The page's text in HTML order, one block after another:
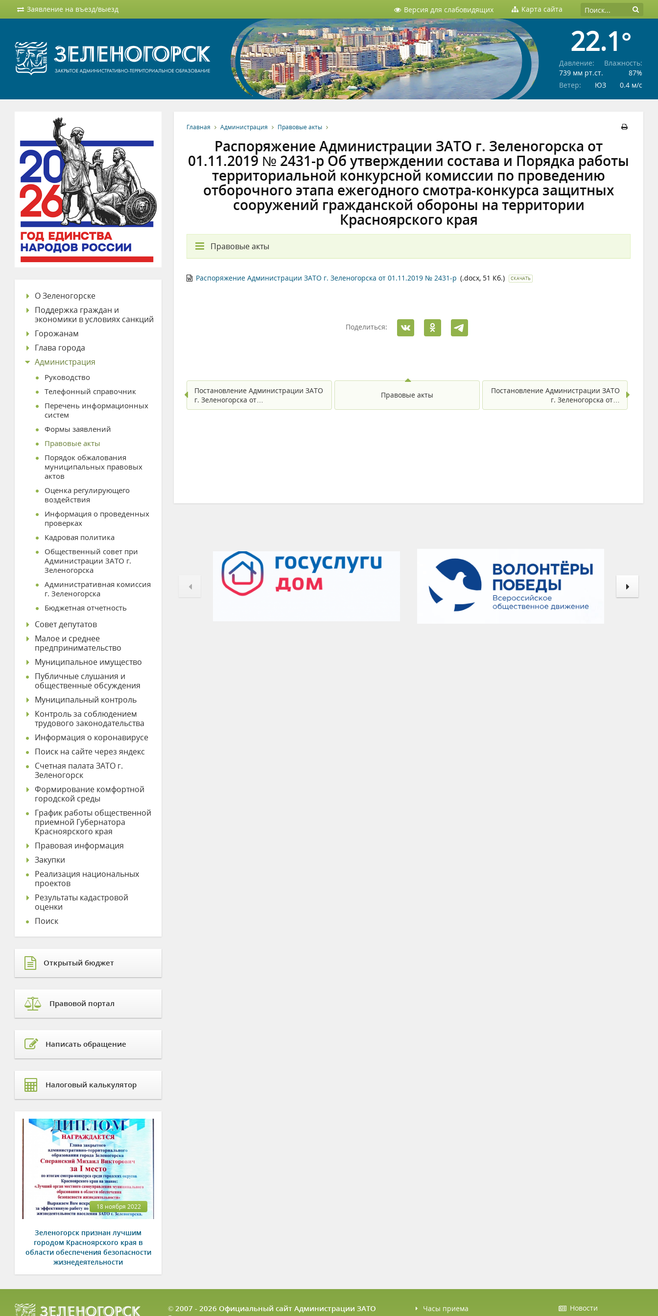
Заявление на въезд/выезд Версия для слабовидящих Карта сайта
22.1°
Давление:
739 мм рт.ст.
Влажность:
87%
Ветер:
ЮЗ 0.4 м/c
Главная Администрация Правовые акты
Распоряжение Администрации ЗАТО г. Зеленогорска от
01.11.2019 № 2431-р Об утверждении состава и Порядка работы
территориальной конкурсной комиссии по проведению
отборочного этапа ежегодного смотра-конкурса защитных
сооружений гражданской обороны на территории
Красноярского края
Правовые акты
Распоряжение Администрации ЗАТО г. Зеленогорска от 01.11.2019 № 2431-р (.docx, 51 Кб.) СКАЧАТЬ
Поделиться:
Постановление Администрации ЗАТО
г. Зеленогорска от…
Правовые акты
Постановление Администрации ЗАТО
г. Зеленогорска от…
О Зеленогорске
Поддержка граждан и
экономики в условиях санкций
Горожанам
Глава города
Администрация
Руководство
Телефонный справочник
Перечень информационных
систем
Формы заявлений
Правовые акты
Порядок обжалования
муниципальных правовых
актов
Оценка регулирующего
воздействия
Информация о проведенных
проверках
Кадровая политика
Общественный совет при
Администрации ЗАТО г.
Зеленогорска
Административная комиссия
г. Зеленогорска
Бюджетная отчетность
Совет депутатов
Малое и среднее
предпринимательство
Муниципальное имущество
Публичные слушания и
общественные обсуждения
Муниципальный контроль
Контроль за соблюдением
трудового законодательства
Информация о коронавирусе
Поиск на сайте через яндекс
Счетная палата ЗАТО г.
Зеленогорск
Формирование комфортной
городской среды
График работы общественной
приемной Губернатора
Красноярского края
Правовая информация
Закупки
Реализация национальных
проектов
Результаты кадастровой
оценки
Поиск
Открытый бюджет
Правовой портал
Написать обращение
Налоговый калькулятор
18 ноября 2022
Зеленогорск признан лучшим
городом Красноярского края в
области обеспечения безопасности
жизнедеятельности
© 2007 - 2026 Официальный сайт Администрации ЗАТО
Часы приема Новости